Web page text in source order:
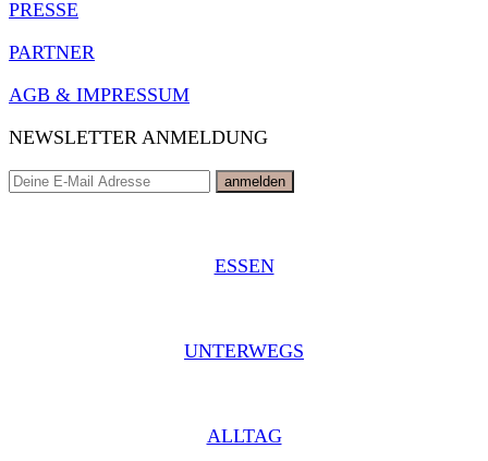
PRESSE
PARTNER
AGB & IMPRESSUM
NEWSLETTER ANMELDUNG
ESSEN
UNTERWEGS
ALLTAG